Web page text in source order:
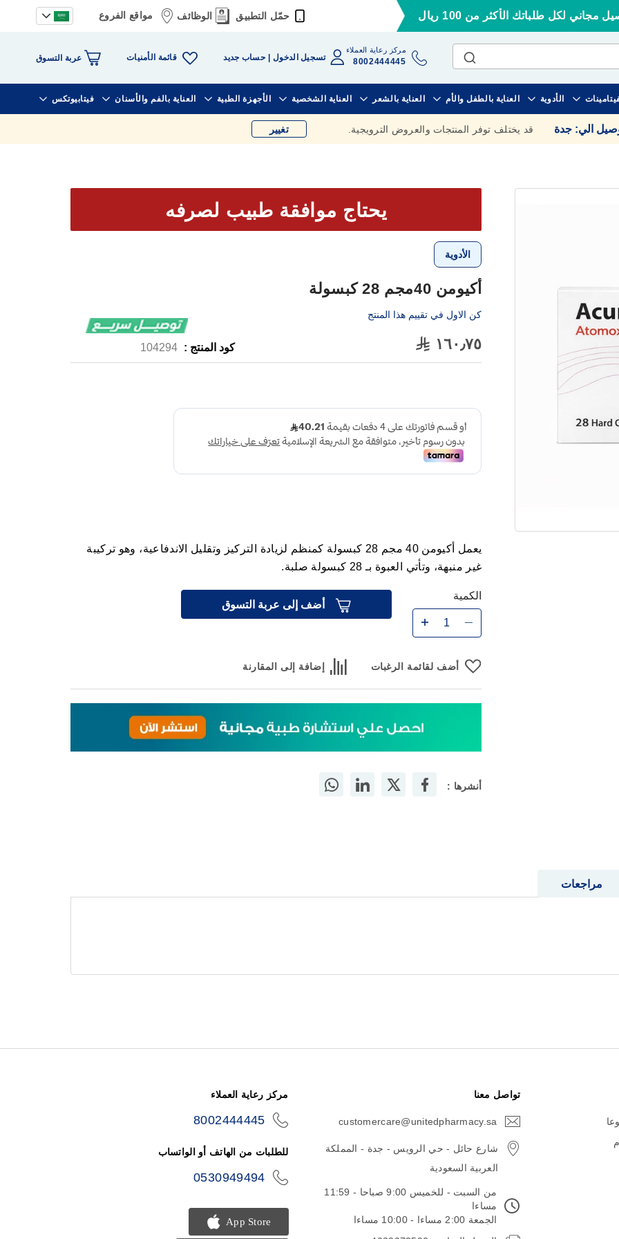
مجاني لكل طلباتك الأكثر من 100 ريال حمّل التطبيق الوظائف مواقع الفروع
مركز رعاية العملاء
8002444445 تسجيل الدخول حساب جديد قائمة الأمنيات عربة التسوق
الأدوية العناية بالطفل والأم العناية بالشعر العناية الشخصية الأجهزة الطبية العناية بالفم والأسنان فيتابيوتكس
الي: جدة قد يختلف توفر المنتجات والعروض الترويجية. تغيير
يحتاج موافقة طبيب لصرفه
الأدوية
أكيومن 40مجم 28 كبسولة
كن الاول في تقييم هذا المنتج
١٦٠٫٧٥ كود المنتج : 104294
يعمل أكيومن 40 مجم 28 كبسولة كمنظم لزيادة التركيز وتقليل الاندفاعية، وهو تركيبة
غير منبهة، وتأتي العبوة بـ 28 كبسولة صلبة.
الكمية
أضف إلى عربة التسوق
أضف لقائمة الرغبات إضافة إلى المقارنة
أنشرها :
مراجعات
تواصل معنا
customercare@unitedpharmacy.sa
شارع حائل - حي الرويس - جدة - المملكة
العربية السعودية
من السبت - للخميس 9:00 صباحا - 11:59
مساءا
الجمعة 2:00 مساءا - 10:00 مساءا
مركز رعاية العملاء
8002444445
للطلبات من الهاتف أو الواتساب
0530949494